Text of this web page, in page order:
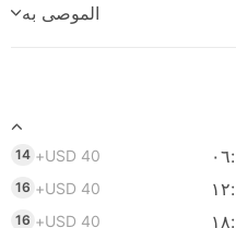
الموصى به
USD 40+
14
USD 40+
16
USD 40+
16